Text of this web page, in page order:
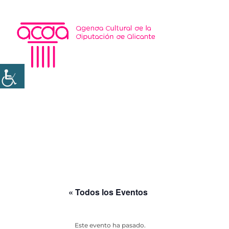
« Todos los Eventos
Este evento ha pasado.